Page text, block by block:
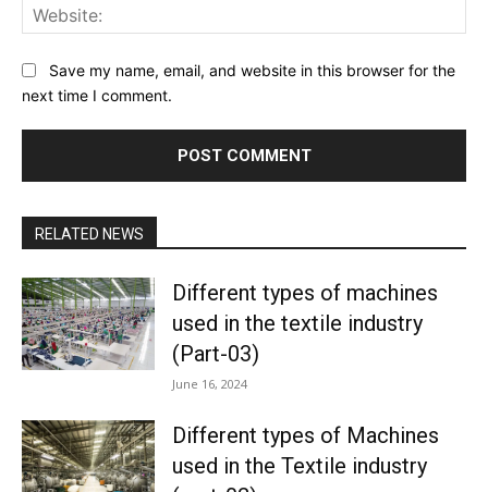
Save my name, email, and website in this browser for the
next time I comment.
RELATED NEWS
Different types of machines
used in the textile industry
(Part-03)
June 16, 2024
Different types of Machines
used in the Textile industry